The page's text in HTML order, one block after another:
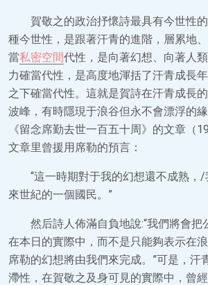
賀敬之的政治抒懷詩最具有今世性
種今世性，是跟著汗青的進階，層累地
當私密空間代性，是向著幻想、向著人
力確當代性，是高度地渾括了汗青成長
之下確當代性。這就是賀詩在汗青成長
波峰，有時隱現于浪谷但永不會漂浮的
《留念席勤去世一百五十周》的文章（
文章里曾援用席勒的預言：
“這一時期對于我的幻想還不成熟，
來世紀的一個國民。”
然后詩人佈滿自負地說:“我們將會
在本日的實際中，而不是只能夠表示在浪
席勒的幻想將由我們來完成。”可是，汗
滯性，在賀敬之及身可見的實際中，曾